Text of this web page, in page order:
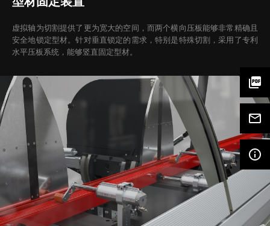
picture_as_pdf
mail_outline
info_outline
虚拟轴为切割提供了更为宽大的空间，而两个横向压板能够非常精确且
安全地锁定型材。针对垂直锁定的需求，特别是特殊切割，采用了专利
水平压板系统，能够竖直固定型材。